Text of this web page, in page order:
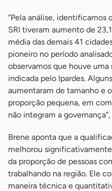
“Pela análise,
SRI tiveram aumento de
média das demais 41
pioneiro no período
observamos que houve
indicada pelo Ipardes.
aumentaram de tamanho e
proporção pequena, em
não integram a
Brene aponta que a
melhorou
da proporção de pessoas
trabalhando na região. Ele
maneira técnica e